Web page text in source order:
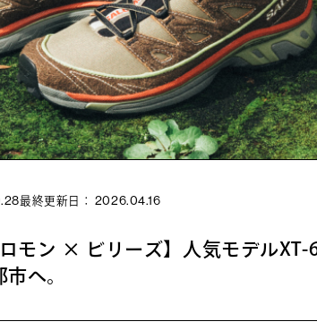
最終更新日： 2026.04.16
モン × ビリーズ】人気モデルXT-
へ。